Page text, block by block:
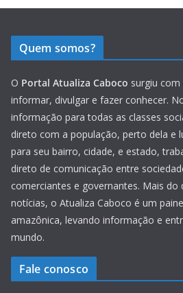
Quem somos?
O Portal Atualiza Caboco surgiu
informar, divulgar e fazer conhecer.
informação para todas as classes
direto com a população, perto dela e
para seu bairro, cidade, e estado,
direto de comunicação entre
comerciantes e governantes. Mais do
notícias, o Atualiza Caboco é um
amazônica, levando informação e
mundo.
Fale conosco